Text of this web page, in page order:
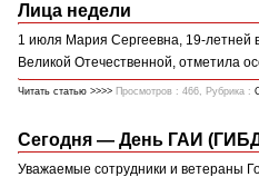
Лица недели
1 июля Мария Сергеевна, 19-летней
Великой Отечественной, отметила
Читать статью >>>> Просмотров : 466, Рубрика :
Сегодня — День ГАИ
Уважаемые сотрудники и ветераны